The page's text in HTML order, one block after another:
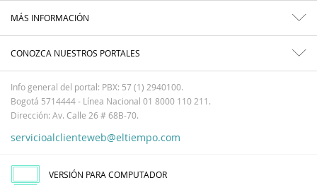
MÁS INFORMACIÓN
CONOZCA NUESTROS PORTALES
Info general del portal: PBX: 57 (1) 2940100.
Bogotá 5714444 - Línea Nacional 01 8000 110 211.
Dirección: Av. Calle 26 # 68B-70.
servicioalclienteweb@eltiempo.com
VERSIÓN PARA COMPUTADOR